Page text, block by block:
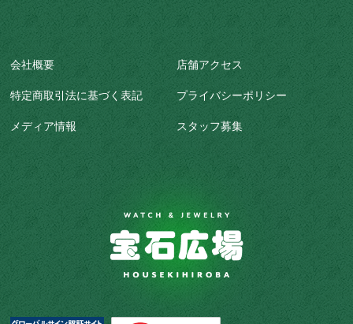
会社概要 店舗アクセス
特定商取引法に基づく表記 プライバシーポリシー
メディア情報 スタッフ募集